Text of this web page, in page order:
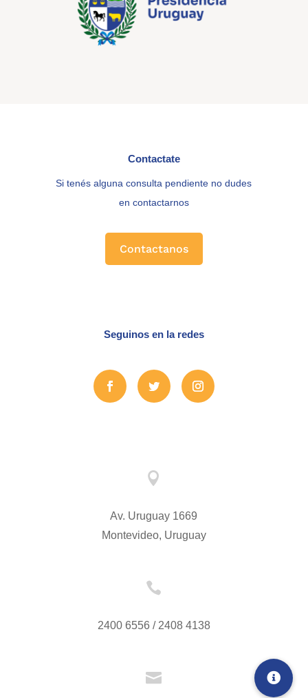
Contactate
Si tenés alguna consulta pendiente no dudes
en contactarnos
Contactanos
Seguinos en la redes

Av. Uruguay 1669
Montevideo, Uruguay

2400 6556 / 2408 4138
